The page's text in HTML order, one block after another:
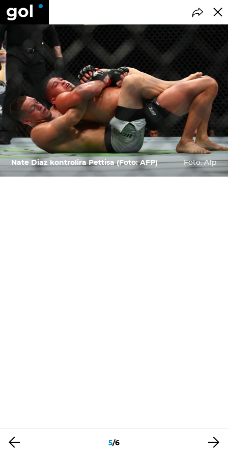
Nate Diaz kontrolira Pettisa (Foto: AFP) Foto: Afp
5/6